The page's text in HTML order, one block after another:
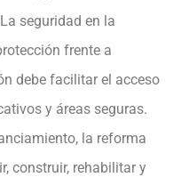
seguridad en la
frente a
debe facilitar el acceso
y áreas seguras.
la reforma
construir, rehabilitar y